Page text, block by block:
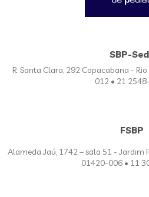
SBP-
R. Santa Clara, 292 Copacabana -
012 • 21
FSBP
Alameda Jaú, 1742 – sala 51 - Jardim
01420-006 • 11